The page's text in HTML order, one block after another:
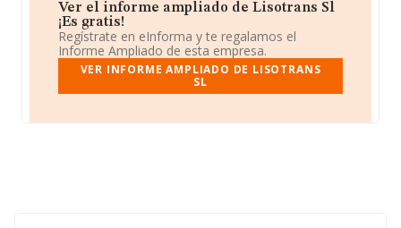
Ver el informe ampliado de Lisotrans Sl
¡Es gratis!
Regístrate en eInforma y te regalamos el
Informe Ampliado de esta empresa.
VER INFORME AMPLIADO DE LISOTRANS
SL